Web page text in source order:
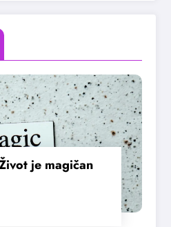
je magičan